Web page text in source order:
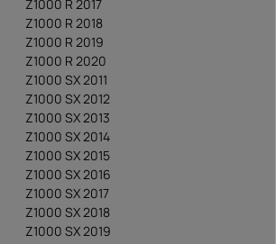
Z1000 R 2017
Z1000 R 2018
Z1000 R 2019
Z1000 R 2020
Z1000 SX 2011
Z1000 SX 2012
Z1000 SX 2013
Z1000 SX 2014
Z1000 SX 2015
Z1000 SX 2016
Z1000 SX 2017
Z1000 SX 2018
Z1000 SX 2019